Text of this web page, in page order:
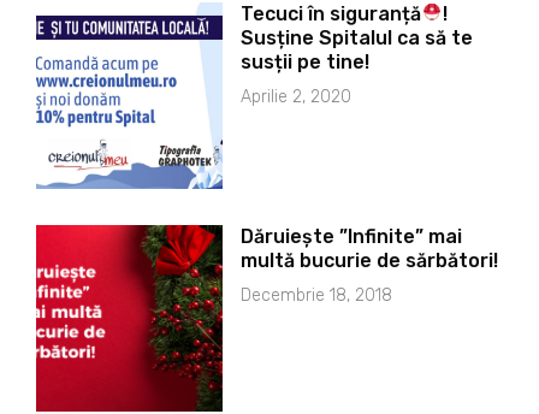
Tecuci în siguranță
!
Susține Spitalul ca să te
susții pe tine!
Aprilie 2, 2020
Dăruiește ”Infinite” mai
multă bucurie de sărbători!
Decembrie 18, 2018